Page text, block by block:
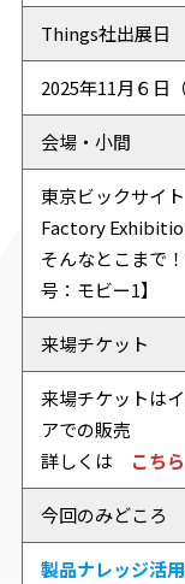
Things社出展日
2025年11月６日
会場・小間
東京ビックサイト
Factory
そんなとこまで
号：モビー1】
来場チケット
来場チケットは
アでの販売
詳しくは こちら
今回のみどころ
製品ナレッジ活